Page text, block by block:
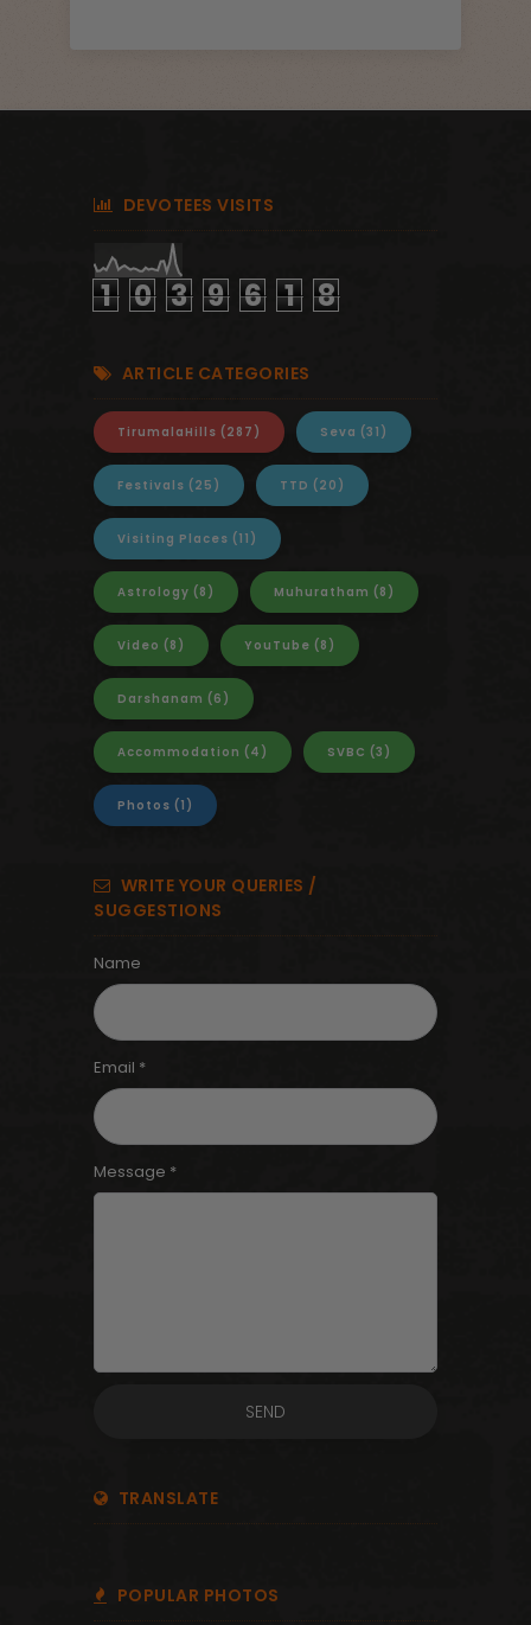
DEVOTEES VISITS
1 0 3 9 6 1 8
ARTICLE CATEGORIES
TirumalaHills (287) Seva (31)
Festivals (25) TTD (20)
Visiting Places (11)
Astrology (8) Muhuratham (8)
Video (8) YouTube (8)
Darshanam (6)
Accommodation (4) SVBC (3)
Photos (1)
WRITE YOUR QUERIES /
SUGGESTIONS
Name
Email *
Message *
TRANSLATE
POPULAR PHOTOS